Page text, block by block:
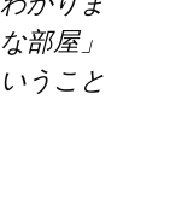
部屋」
うこと